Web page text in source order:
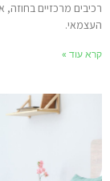
מרכזיים בחוזה,
עוד »